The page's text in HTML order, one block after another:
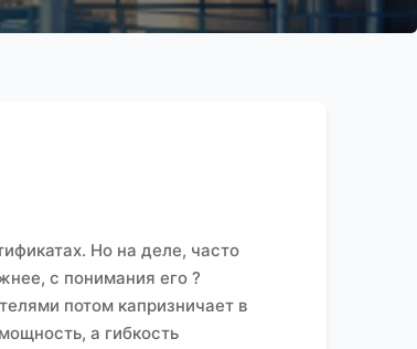
Но на деле, часто
с понимания его ?
потом капризничает в
а гибкость